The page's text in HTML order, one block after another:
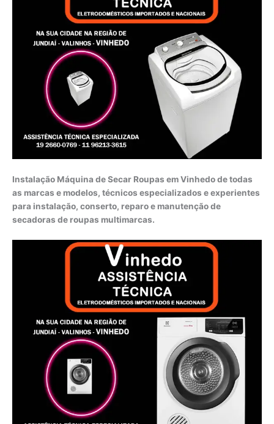
Instalação Máquina de Secar Roupas em Vinhedo de todas
as marcas e modelos, técnicos especializados e experientes
para instalação, conserto, reparo e manutenção de
secadoras de roupas multimarcas.